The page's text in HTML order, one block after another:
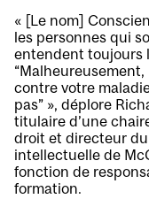
« [Le nom]
les personnes qui
entendent toujours
contre votre
pas” », déplore
titulaire d’une
droit et directeur
intellectuelle de
fonction de
formation.